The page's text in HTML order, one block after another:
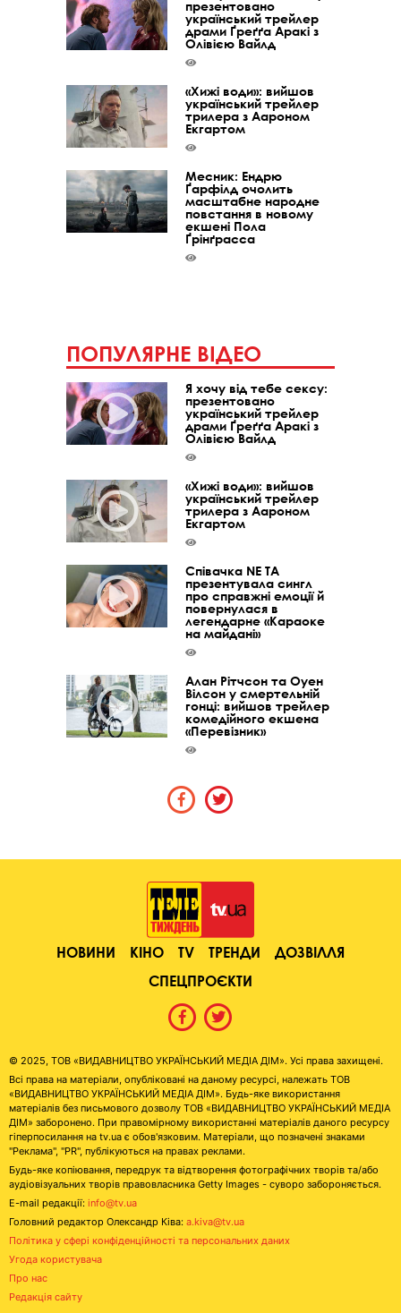
презентовано
український трейлер
драми Ґреґґа Аракі з
Олівією Вайлд
«Хижі води»: вийшов
український трейлер
трилера з Аароном
Екгартом
Месник: Ендрю
Ґарфілд очолить
масштабне народне
повстання в новому
екшені Пола
Ґрінґрасса
ПОПУЛЯРНЕ ВІДЕО
Я хочу від тебе сексу:
презентовано
український трейлер
драми Ґреґґа Аракі з
Олівією Вайлд
«Хижі води»: вийшов
український трейлер
трилера з Аароном
Екгартом
Співачка NE TA
презентувала сингл
про справжні емоції й
повернулася в
легендарне «Караоке
на майдані»
Алан Рітчсон та Оуен
Вілсон у смертельній
гонці: вийшов трейлер
комедійного екшена
«Перевізник»
НОВИНИ КІНО TV ТРЕНДИ
ДОЗВІЛЛЯ
СПЕЦПРОЄКТИ
© 2025, ТОВ «ВИДАВНИЦТВО УКРАЇНСЬКИЙ МЕДІА ДІМ». Усі права захищені.
Всі права на матеріали, опубліковані на даному ресурсі, належать ТОВ
«ВИДАВНИЦТВО УКРАЇНСЬКИЙ МЕДІА ДІМ». Будь-яке використання
матеріалів без письмового дозволу ТОВ «ВИДАВНИЦТВО УКРАЇНСЬКИЙ МЕДІА
ДІМ» заборонено. При правомірному використанні матеріалів даного ресурсу
гіперпосилання на tv.ua є обов'язковим. Матеріали, що позначені знаками
"Реклама", "PR", публікуються на правах реклами.
Будь-яке копіювання, передрук та відтворення фотографічних творів та/або
аудіовізуальних творів правовласника Getty Images - суворо забороняється.
E-mail редакції: info@tv.ua
Головний редактор Олександр Ківа: a.kiva@tv.ua
Політика у сфері конфіденційності та персональних даних
Угода користувача
Про нас
Редакція сайту